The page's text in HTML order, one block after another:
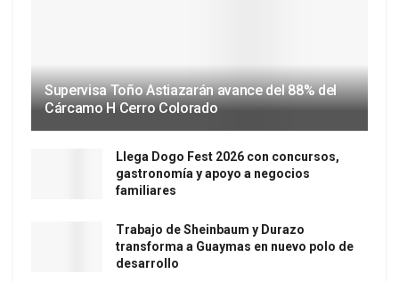
Supervisa Toño Astiazarán avance del 88% del
Cárcamo H Cerro Colorado
Llega Dogo Fest 2026 con concursos,
gastronomía y apoyo a negocios
familiares
Trabajo de Sheinbaum y Durazo
transforma a Guaymas en nuevo polo de
desarrollo